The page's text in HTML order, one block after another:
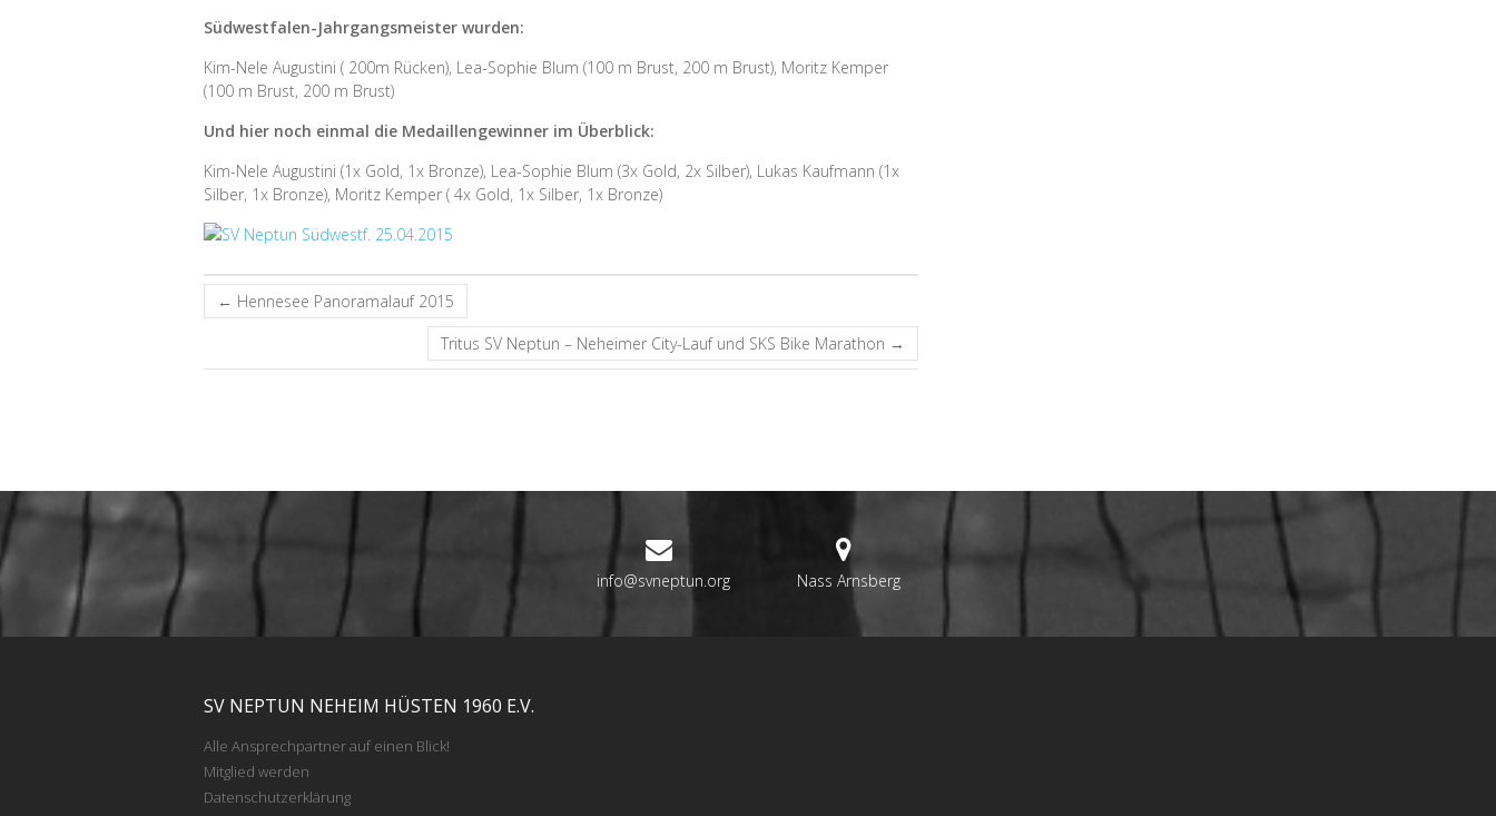
Südwestfalen-Jahrgangsmeister wurden:
Kim-Nele Augustini ( 200m Rücken), Lea-Sophie Blum (100 m Brust, 200 m Brust), Moritz Kemper
(100 m Brust, 200 m Brust)
Und hier noch einmal die Medaillengewinner im Überblick:
Kim-Nele Augustini (1x Gold, 1x Bronze), Lea-Sophie Blum (3x Gold, 2x Silber), Lukas Kaufmann (1x
Silber, 1x Bronze), Moritz Kemper ( 4x Gold, 1x Silber, 1x Bronze)
← Hennesee Panoramalauf 2015
Tritus SV Neptun – Neheimer City-Lauf und SKS Bike Marathon →
info@svneptun.org Nass Arnsberg
SV NEPTUN NEHEIM HÜSTEN 1960 E.V.
Alle Ansprechpartner auf einen Blick!
Mitglied werden
Datenschutzerklärung